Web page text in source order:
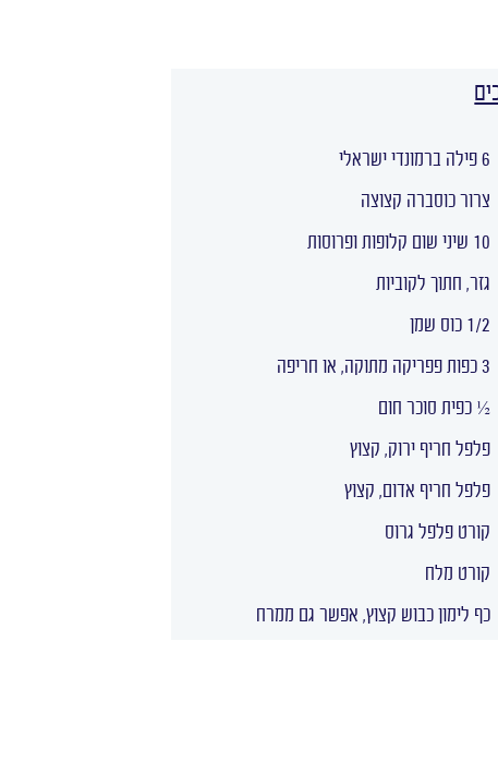
6 פילה ברמונדי ישראלי
צרור כוסברה קצוצה
10 שיני שום קלופות ופרוסות
גזר, חתוך לקוביות
1/2 כוס שמן
3 כפות פפריקה מתוקה, או חריפה
½ כפית סוכר חום
פלפל חריף ירוק, קצוץ
פלפל חריף אדום, קצוץ
קורט פלפל גרוס
קורט מלח
כף לימון כבוש קצוץ, אפשר גם ממרח